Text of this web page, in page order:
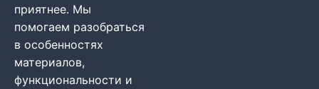
приятнее. Мы
помогаем разобраться
в особенностях
материалов,
функциональности и